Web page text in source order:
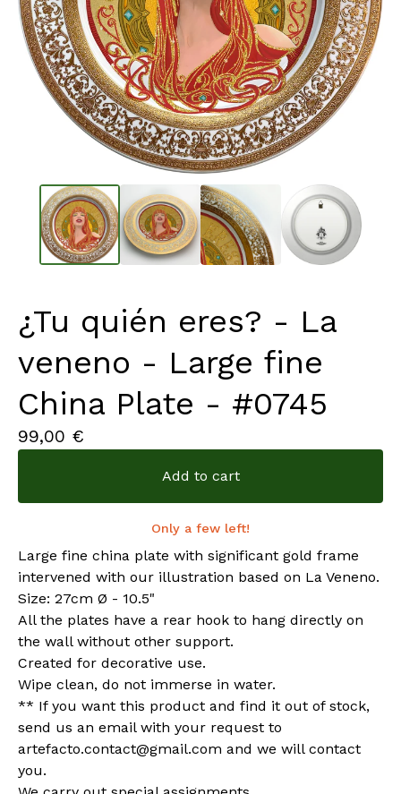
¿Tu quién eres? - La
veneno - Large fine
China Plate - #0745
99,00 €
Add to cart
Only a few left!
Large fine china plate with significant gold frame
intervened with our illustration based on La Veneno.
Size: 27cm Ø - 10.5"
All the plates have a rear hook to hang directly on
the wall without other support.
Created for decorative use.
Wipe clean, do not immerse in water.
** If you want this product and find it out of stock,
send us an email with your request to
artefacto.contact@gmail.com and we will contact
you.